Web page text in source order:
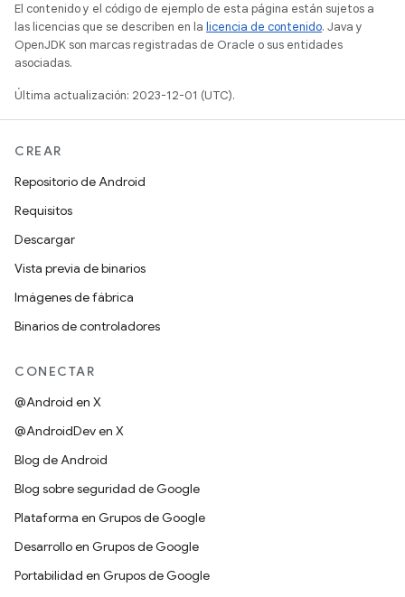
El contenido y el código de ejemplo de esta página están sujetos a
las licencias que se describen en la licencia de contenido. Java y
OpenJDK son marcas registradas de Oracle o sus entidades
asociadas.
Última actualización: 2023-12-01 (UTC).
CREAR
Repositorio de Android
Requisitos
Descargar
Vista previa de binarios
Imágenes de fábrica
Binarios de controladores
CONECTAR
@Android en X
@AndroidDev en X
Blog de Android
Blog sobre seguridad de Google
Plataforma en Grupos de Google
Desarrollo en Grupos de Google
Portabilidad en Grupos de Google